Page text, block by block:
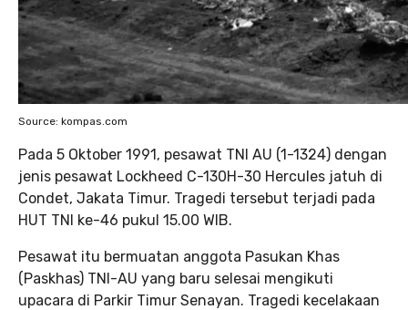
Source: kompas.com
Pada 5 Oktober 1991, pesawat TNI AU (1-1324) dengan
jenis pesawat Lockheed C-130H-30 Hercules jatuh di
Condet, Jakata Timur. Tragedi tersebut terjadi pada
HUT TNI ke-46 pukul 15.00 WIB.
Pesawat itu bermuatan anggota Pasukan Khas
(Paskhas) TNI-AU yang baru selesai mengikuti
upacara di Parkir Timur Senayan. Tragedi kecelakaan